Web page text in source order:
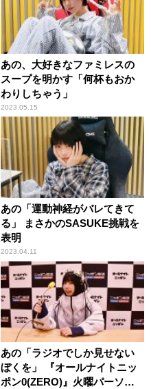
あの、大好きなファミレスの
スープを明かす「何杯もおか
わりしちゃう」
2023.05.15
あの「運動神経がバレてきて
る」 まさかのSASUKE挑戦を
表明
2023.04.11
あの「ラジオでしか見せない
ぼくを」 『オールナイトニッ
ポン0(ZERO)』火曜パーソナ